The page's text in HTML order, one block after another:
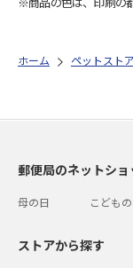
ホーム ペットストア
郵便局のネットシ
母の日 こども
ストアから探す